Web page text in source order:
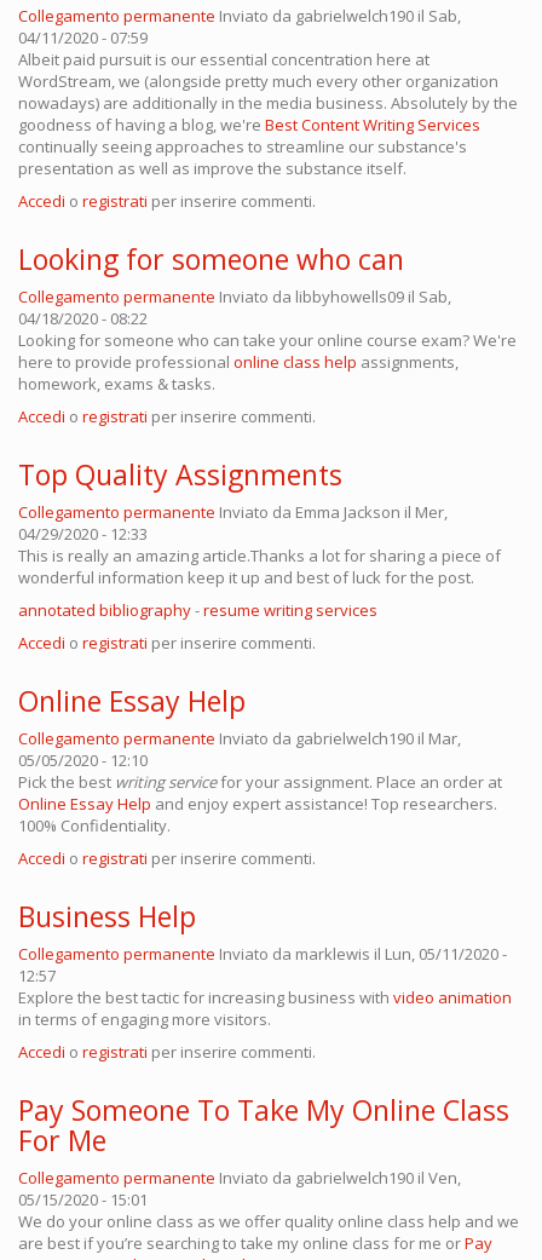
Collegamento permanente Inviato da gabrielwelch190 il Sab,
04/11/2020 - 07:59
Albeit paid pursuit is our essential concentration here at
WordStream, we (alongside pretty much every other organization
nowadays) are additionally in the media business. Absolutely by the
goodness of having a blog, we're Best Content Writing Services
continually seeing approaches to streamline our substance's
presentation as well as improve the substance itself.
Accedi o registrati per inserire commenti.
Looking for someone who can
Collegamento permanente Inviato da libbyhowells09 il Sab,
04/18/2020 - 08:22
Looking for someone who can take your online course exam? We're
here to provide professional online class help assignments,
homework, exams & tasks.
Accedi o registrati per inserire commenti.
Top Quality Assignments
Collegamento permanente Inviato da Emma Jackson il Mer,
04/29/2020 - 12:33
This is really an amazing article.Thanks a lot for sharing a piece of
wonderful information keep it up and best of luck for the post.
annotated bibliography-resume writing services
Accedi o registrati per inserire commenti.
Online Essay Help
Collegamento permanente Inviato da gabrielwelch190 il Mar,
05/05/2020 - 12:10
Pick the best writing servicefor your assignment. Place an order at
Online Essay Help and enjoy expert assistance! Top researchers.
100% Confidentiality.
Accedi o registrati per inserire commenti.
Business Help
Collegamento permanente Inviato da marklewis il Lun, 05/11/2020 -
12:57
Explore the best tactic for increasing business with video animation
in terms of engaging more visitors.
Accedi o registrati per inserire commenti.
Pay Someone To Take My Online Class
For Me
Collegamento permanente Inviato da gabrielwelch190 il Ven,
05/15/2020 - 15:01
We do your online class as we offer quality online class help and we
are best if you’re searching to take my online class for me orPay